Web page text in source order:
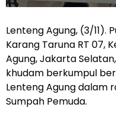
Lenteng Agung, (3/11).
Karang Taruna RT 07,
Agung, Jakarta
khudam berkumpul
Lenteng Agung dalam
Sumpah Pemuda.